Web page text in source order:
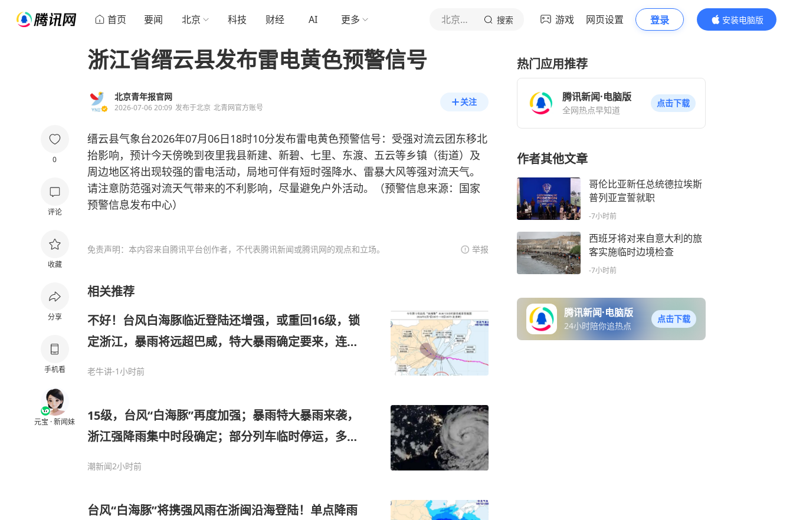
首页 要闻 北京 科技 财经 AI 更多 北京青年报官网 搜索 游戏 网页设置 登录
安装电脑版
内容更精彩
0
评论
收藏
分享
手机看
元宝 · 新闻妹
浙江省缙云县发布雷电黄色预警信号
北京青年报官网
2026-07-06 20:09 发布于北京 北青网官方账号
关注
缙云县气象台2026年07月06日18时10分发布雷电黄色预警信号：受强对流云团东移北
抬影响，预计今天傍晚到夜里我县新建、新碧、七里、东渡、五云等乡镇（街道）及
周边地区将出现较强的雷电活动，局地可伴有短时强降水、雷暴大风等强对流天气。
请注意防范强对流天气带来的不利影响，尽量避免户外活动。（预警信息来源：国家
预警信息发布中心）
免责声明：本内容来自腾讯平台创作者，不代表腾讯新闻或腾讯网的观点和立场。 举报
相关推荐
不好！台风白海豚临近登陆还增强，或重回16级，锁
定浙江，暴雨将远超巴威，特大暴雨确定要来，连下
老牛讲-1小时前
15级，台风“白海豚”再度加强；暴雨特大暴雨来袭，
浙江强降雨集中时段确定；部分列车临时停运，多个
潮新闻2小时前
台风“白海豚”将携强风雨在浙闽沿海登陆！单点降雨
热门应用推荐
腾讯新闻·电脑版
全网热点早知道
点击下载
作者其他文章
哥伦比亚新任总统德拉埃斯
普列亚宣誓就职
-7小时前
西班牙将对来自意大利的旅
客实施临时边境检查
-7小时前
腾讯新闻·电脑版
24小时陪你追热点
点击下载